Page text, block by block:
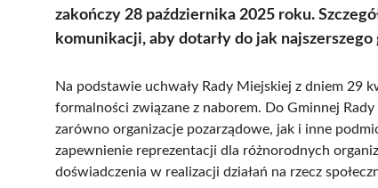
zakończy 28 października 2025 roku.
komunikacji, aby dotarły do jak
Na podstawie uchwały Rady Miejskiej z dniem 29
formalności związane z naborem. Do Gminnej Rady
zarówno organizacje pozarządowe, jak i inne
zapewnienie reprezentacji dla różnorodnych
doświadczenia w realizacji działań na rzecz